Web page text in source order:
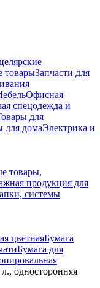
товарыЗапчасти для
Офисная
спецодежда и
для
для домаЭлектрика и
товары,
продукция для
системы
цветнаяБумага
Бумага для
односторонняя